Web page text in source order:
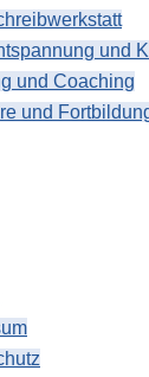
und
und Coaching
und